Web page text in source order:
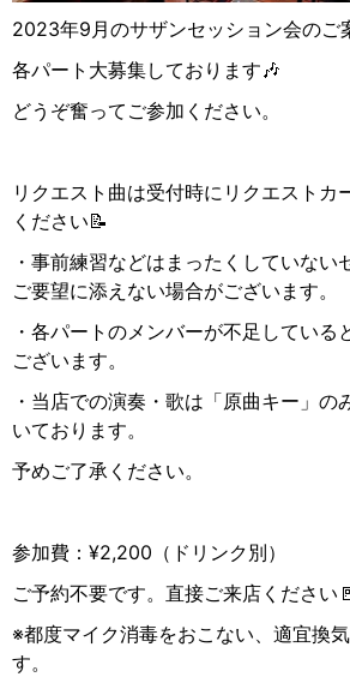
2023年9月のサザンセッション会のご
各パート大募集しております🎶
どうぞ奮ってご参加ください。
リクエスト曲は受付時にリクエストカ
ください📝
・事前練習などはまったくしていない
ご要望に添えない場合がございます。
・各パートのメンバーが不足している
ございます。
・当店での演奏・歌は「原曲キー」の
いております。
予めご了承ください。
参加費： ¥2,200 （ドリンク別）
ご予約不要です。直接ご来店ください
※都度マイク消毒をおこない、適宜換
す。